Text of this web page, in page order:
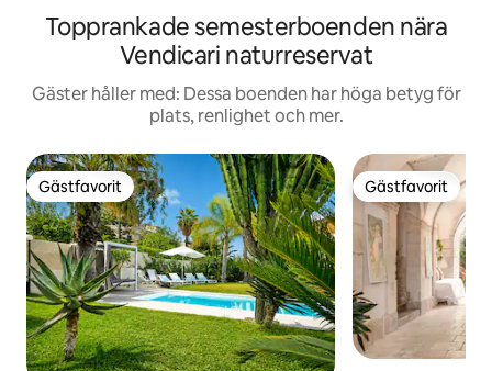
Topprankade semesterboenden nära
Vendicari naturreservat
Gäster håller med: Dessa boenden har höga betyg för
plats, renlighet och mer.
Gästfavorit
Gästfavorit Gästfavorit
Gästfavorit